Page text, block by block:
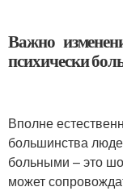
Важно
психически
Вполне
большинства
больными – это
может